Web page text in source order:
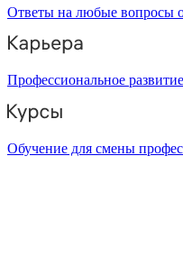
Ответы на любые вопросы
Профессиональное
Обучение для смены